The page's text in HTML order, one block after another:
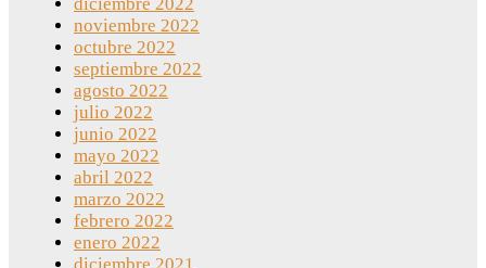
noviembre 2022
octubre 2022
septiembre 2022
agosto 2022
julio 2022
junio 2022
mayo 2022
abril 2022
marzo 2022
febrero 2022
enero 2022